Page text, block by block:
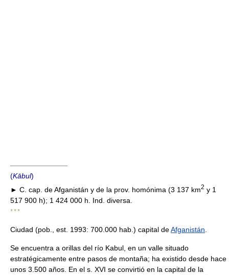
————————
(Kābul)
► C. cap. de Afganistán y de la prov. homónima (3 137 km2 y 1
517 900 h); 1 424 000 h. Ind. diversa.
* * *
Ciudad (pob., est. 1993: 700.000 hab.) capital deAfganistán
Se encuentra a orillas del río Kabul, en un valle situado
estratégicamente entre pasos de montaña; ha existido desde hace
unos 3.500 años. En el s. XVI se convirtió en la capital de la